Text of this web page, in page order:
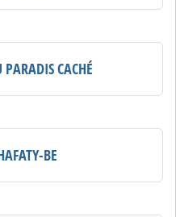
PARADIS CACHÉ
BE